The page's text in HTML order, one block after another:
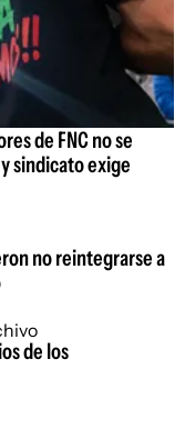
de FNC no se
sindicato exige
no reintegrarse a
de los